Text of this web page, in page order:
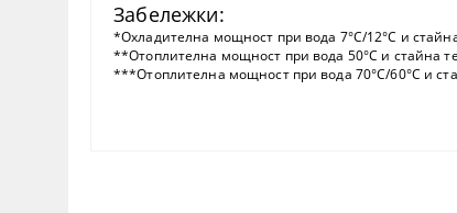
Забележки:
*Охладителна мощност при вода 7°C/12°C и
**Отоплителна мощност при вода 50°C и стайна
***Отоплителна мощност при вода 70°C/60°C и